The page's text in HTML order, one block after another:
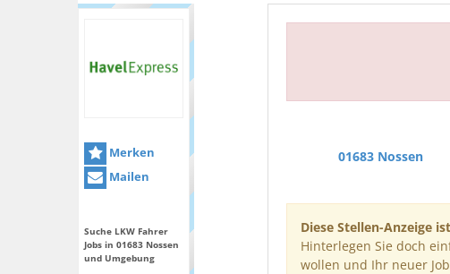
Merken
Mailen
Suche LKW Fahrer
Jobs in 01683 Nossen
und Umgebung
01683 Nossen
Diese Stellen-Anzeige
Hinterlegen Sie doch
wollen und Ihr neuer